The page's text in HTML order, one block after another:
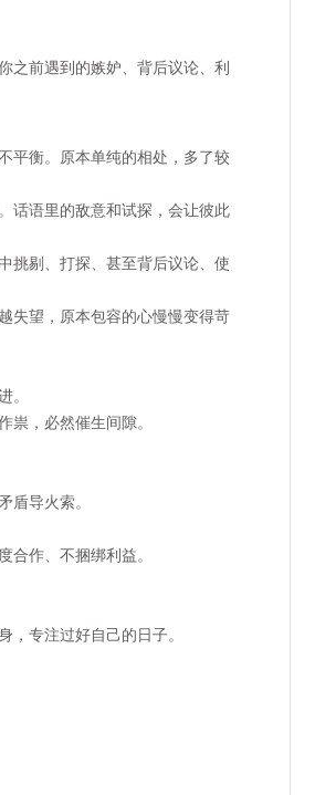
之前遇到的嫉妒、背后议论、利
平衡。原本单纯的相处，多了较
话语里的敌意和试探，会让彼此
挑剔、打探、甚至背后议论、使
失望，原本包容的心慢慢变得苛
。
祟， 必然催生间隙。
导火索。
作、不捆绑利益。
专注过好自己的日子。